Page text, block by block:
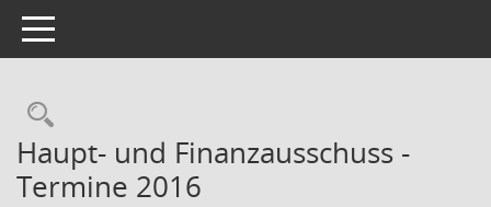
Toggle navigation
Rechercheauswahl
Haupt- und Finanzausschuss -
Termine 2016